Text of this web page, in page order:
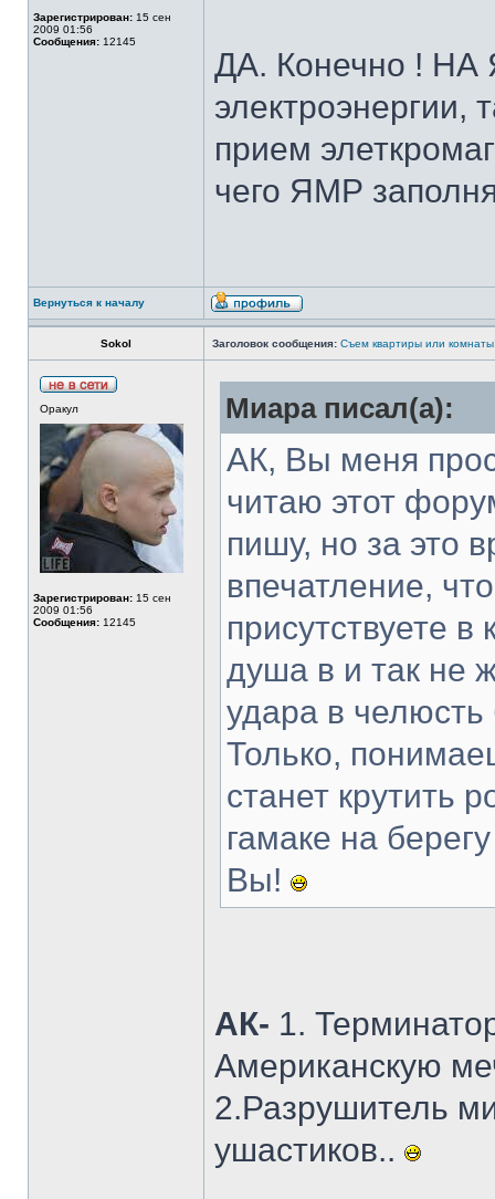
Зарегистрирован: 15 сен
2009 01:56
Сообщения: 12145
ДА. Конечно ! НА
электроэнергии,
прием
чего ЯМР
Вернуться к началу
Sokol Заголовок сообщения: Съем квартиры или
Оракул
Зарегистрирован: 15 сен
2009 01:56
Сообщения: 12145
Миара писал(а):
АК, Вы меня
читаю этот
пишу, но за это
впечатление,
присутствуете
душа в и так не
удара в челюсть
Только,
станет крутить
гамаке на
Вы!
АК- 1.
Американскую
2.Разрушитель
ушастиков..